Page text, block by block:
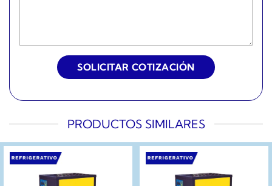
PRODUCTOS SIMILARES